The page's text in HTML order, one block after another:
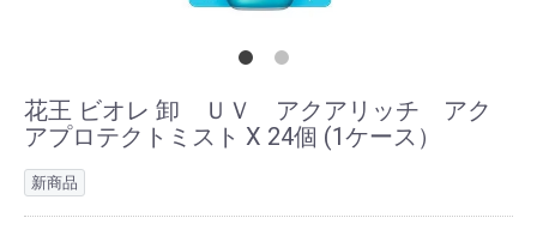
花王 ビオレ 卸 ＵＶ アクアリッチ アク
アプロテクトミスト X 24個 (1ケース）
新商品